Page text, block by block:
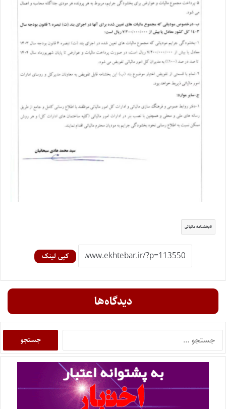
بخشنامه مالیاتی
کپی لینک
دیدگاه‌ها